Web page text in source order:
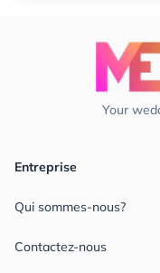
Your
Entreprise
Qui sommes-nous?
Contactez-nous